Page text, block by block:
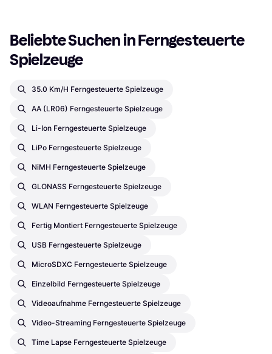
Beliebte Suchen in Ferngesteuerte
Spielzeuge
35.0 Km/h Ferngesteuerte Spielzeuge
AA (LR06) Ferngesteuerte Spielzeuge
Li-Ion Ferngesteuerte Spielzeuge
LiPo Ferngesteuerte Spielzeuge
NiMH Ferngesteuerte Spielzeuge
GLONASS Ferngesteuerte Spielzeuge
WLAN Ferngesteuerte Spielzeuge
Fertig Montiert Ferngesteuerte Spielzeuge
USB Ferngesteuerte Spielzeuge
MicroSDXC Ferngesteuerte Spielzeuge
Einzelbild Ferngesteuerte Spielzeuge
Videoaufnahme Ferngesteuerte Spielzeuge
Video-Streaming Ferngesteuerte Spielzeuge
Time Lapse Ferngesteuerte Spielzeuge